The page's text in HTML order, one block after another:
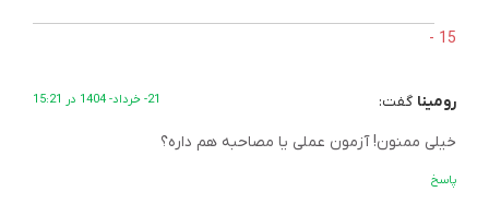
رومینا گفت: 21- خرداد- 1404 در 15:21
خیلی ممنون! آزمون عملی یا مصاحبه هم داره؟
پاسخ